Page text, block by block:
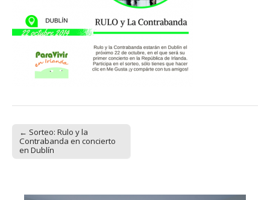
Post navigation
← Sorteo: Rulo y la
Contrabanda en concierto
en Dublín